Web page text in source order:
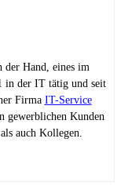
der Hand, eines im
in der IT tätig und seit
Firma IT-Service
gewerblichen Kunden
auch Kollegen.